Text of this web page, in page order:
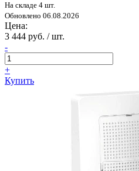
На складе 4 шт.
Обновлено 06.08.2026
Цена:
3 444 руб. / шт.
-
+
Купить